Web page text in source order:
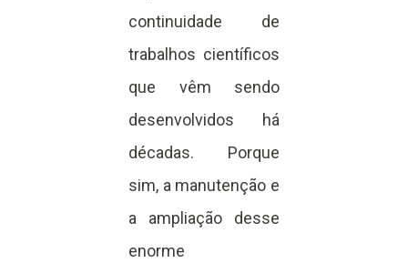
continuidade de
trabalhos científicos
que vêm sendo
desenvolvidos há
décadas. Porque
sim, a manutenção e
a ampliação desse
enorme